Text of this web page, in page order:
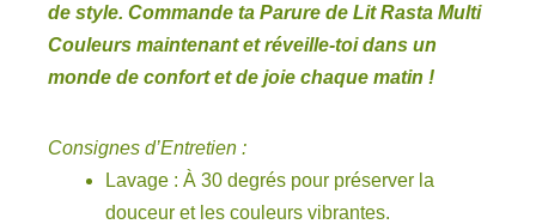
de style. Commande ta Parure de Lit Rasta Multi
Couleurs maintenant et réveille-toi dans un
monde de confort et de joie chaque matin !
Consignes d’Entretien :
Lavage : À 30 degrés pour préserver la
douceur et les couleurs vibrantes.